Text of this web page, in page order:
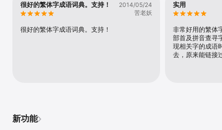
高階檢索
• 依主題、首字/尾字、字數、結構、關鍵詞檢索
華典中文出品
很好的繁体字成语词典。支持！
2014/05/24
苦老妖
很好的繁体字成语词典。支持！
实用
非常好用的繁体
部首及拼音查寻
现相关字的成语
去，原来能链接
新功能